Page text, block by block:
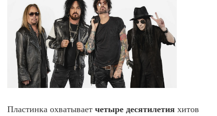
Пластинка охватывает четыре десятилетия хитов